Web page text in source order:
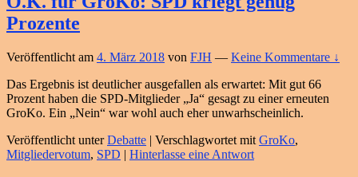
Prozente
Veröffentlicht am 4. März 2018 von FJH — Keine Kommentare ↓
Das Ergebnis ist deutlicher ausgefallen als erwartet: Mit gut 66
Prozent haben die SPD-Mitglieder „Ja“ gesagt zu einer erneuten
GroKo. Ein „Nein“ war wohl auch eher unwarhscheinlich.
Veröffentlicht unter Debatte | Verschlagwortet mit GroKo,
Mitgliedervotum, SPD | Hinterlasse eine Antwort